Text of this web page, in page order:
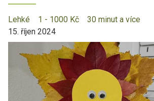
Lehké 1 - 1000 Kč
30 minut a více
15. říjen 2024